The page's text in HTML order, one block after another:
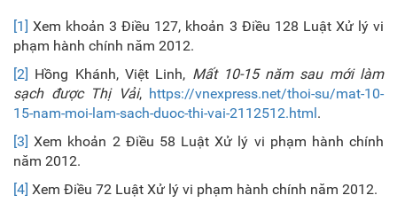
[1] Xem khoản 3 Điều 127, khoản 3 Điều 128 Luật Xử lý vi
phạm hành chính năm 2012.
[2] Hồng Khánh, Việt Linh, Mất 10-15 năm sau mới làm
sạch được Thị Vải, https://vnexpress.net/thoi-su/mat-10-
15-nam-moi-lam-sach-duoc-thi-vai-2112512.html.
[3] Xem khoản 2 Điều 58 Luật Xử lý vi phạm hành chính
năm 2012.
[4] Xem Điều 72 Luật Xử lý vi phạm hành chính năm 2012.